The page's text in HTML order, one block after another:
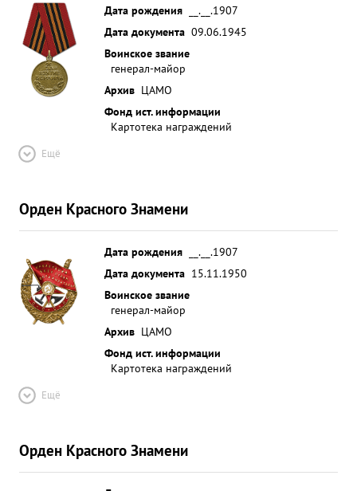
Дата рождения
__.__.1907
Дата документа 09.06.1945
Воинское звание
генерал-майор
Архив ЦАМО
Фонд ист. информации
Картотека награждений
Ещё
Орден Красного Знамени
Дата рождения
__.__.1907
Дата документа 15.11.1950
Воинское звание
генерал-майор
Архив ЦАМО
Фонд ист. информации
Картотека награждений
Ещё
Орден Красного Знамени